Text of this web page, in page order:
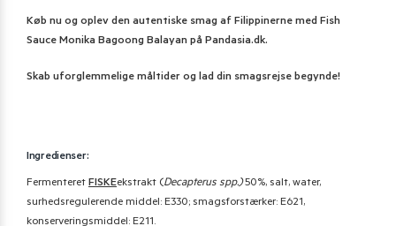
Køb nu og oplev den autentiske smag af Filippinerne med Fish
Sauce Monika Bagoong Balayan på Pandasia.dk.
Skab uforglemmelige måltider og lad din smagsrejse begynde!
Ingredienser:
Fermenteret FISKEekstrakt (Decapterus spp.)50%, salt, water,
surhedsregulerende middel: E330; smagsforstærker: E621,
konserveringsmiddel: E211.